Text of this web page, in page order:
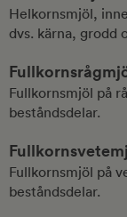
Helkornsmjöl,
dvs. kärna, grodd
Fullkornsmjöl på
beståndsdelar.
Fullkornsmjöl på
beståndsdelar.